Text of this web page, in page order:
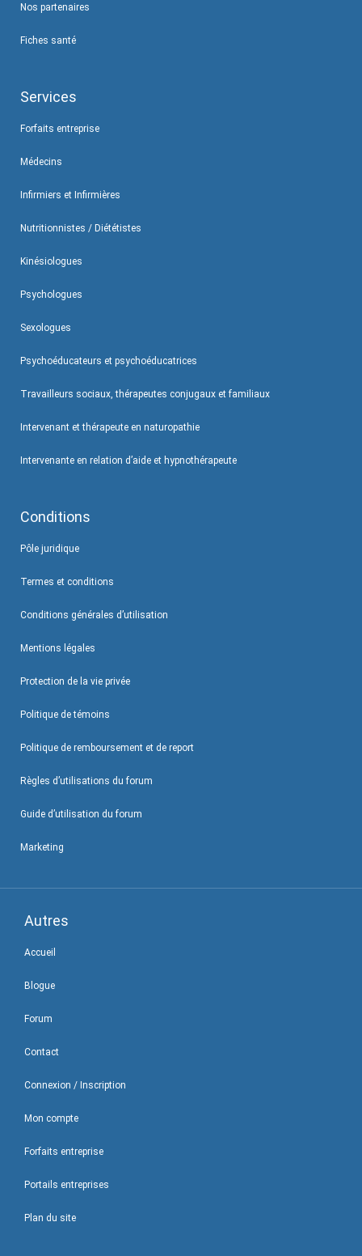
Nos partenaires
Fiches santé
Services
Forfaits entreprise
Médecins
Infirmiers et Infirmières
Nutritionnistes / Diététistes
Kinésiologues
Psychologues
Sexologues
Psychoéducateurs et psychoéducatrices
Travailleurs sociaux, thérapeutes conjugaux et familiaux
Intervenant et thérapeute en naturopathie
Intervenante en relation d’aide et hypnothérapeute
Conditions
Pôle juridique
Termes et conditions
Conditions générales d’utilisation
Mentions légales
Protection de la vie privée
Politique de témoins
Politique de remboursement et de report
Règles d’utilisations du forum
Guide d’utilisation du forum
Marketing
Autres
Accueil
Blogue
Forum
Contact
Connexion / Inscription
Mon compte
Forfaits entreprise
Portails entreprises
Plan du site